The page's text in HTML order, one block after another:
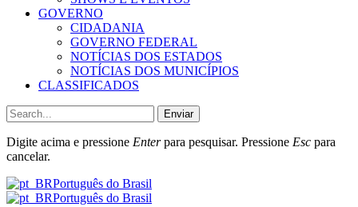
GOVERNO
CIDADANIA
GOVERNO FEDERAL
NOTÍCIAS DOS ESTADOS
NOTÍCIAS DOS MUNICÍPIOS
CLASSIFICADOS
Enviar
Digite acima e pressione Enterpara pesquisar. Pressione Esc para
cancelar.
Português do Brasil
Português do Brasil